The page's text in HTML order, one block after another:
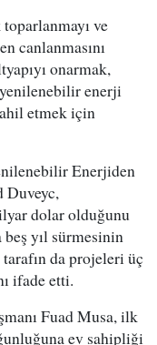
ve
canlanmasını
onarmak,
enerji
etmek için
Enerjiden
Duveyc,
dolar olduğunu
beş yıl sürmesinin
da projeleri üç
ifade etti.
Fuad Musa, ilk
ev sahipliği